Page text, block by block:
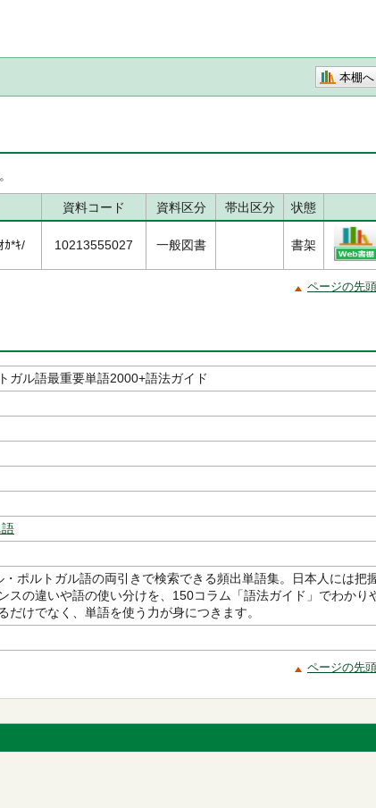
本棚へ
資料コード 資料区分 帯出区分 状態
ｶ*ｷ/ 10213555027 一般図書 書架
ページの先
ガル語最重要単語2000+語法ガイド
・ポルトガル語の両引きで検索できる頻出単語集。日本人には把
スの違いや語の使い分けを、150コラム「語法ガイド」でわかり
だけでなく、単語を使う力が身につきます。
ページの先